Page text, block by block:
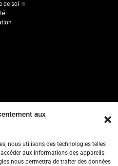
aux
nous utilisons des technologies telles
aux informations des appareils.
nous permettra de traiter des données
de soi
de Taekwondo
Auderghem